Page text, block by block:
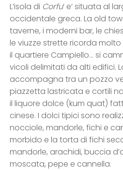
L’isola di Corfu‘ e’ situata al
occidentale greca. La old
taverne, i moderni bar, le
le viuzze strette ricorda
il quartiere Campiello… si
vicoli delimitati da alti edifici.
accompagna tra un pozzo
piazzetta lastricata e cortili
il liquore dolce (kum quat)
cinese. I dolci tipici sono
nocciole, mandorle, fichi e
morbido e la torta di fichi
mandorle, arachidi, buccia
moscata, pepe e cannella.